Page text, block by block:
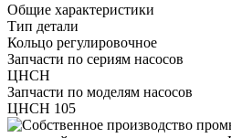
Общие характеристики
Тип детали
Кольцо регулировочное
Запчасти по сериям насосов
ЦНСН
Запчасти по моделям насосов
ЦНСН 105